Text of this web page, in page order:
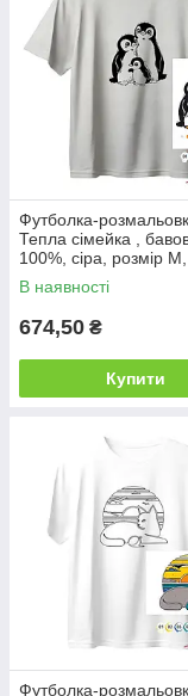
Футболка-
Тепла сімейка ,
100%, сіра, розмір
Talent
В наявності
674,50 ₴
Купити
Футболка-